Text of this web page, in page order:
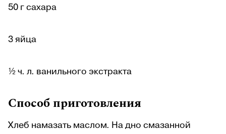
50 г сахара
3 яйца
½ ч. л. ванильного экстракта
Способ приготовления
Хлеб намазать маслом. На дно смазанной